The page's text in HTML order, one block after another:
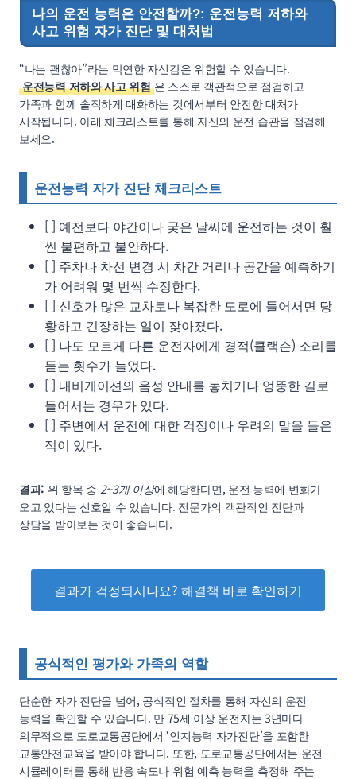
나의 운전 능력은 안전할까?: 운전능력 저하와
사고 위험 자가 진단 및 대처법
“나는 괜찮아”라는 막연한 자신감은 위험할 수 있습니다.
운전능력 저하와 사고 위험 은 스스로 객관적으로 점검하고
가족과 함께 솔직하게 대화하는 것에서부터 안전한 대처가
시작됩니다. 아래 체크리스트를 통해 자신의 운전 습관을 점검해
보세요.
운전능력 자가 진단 체크리스트
[ ] 예전보다 야간이나 궂은 날씨에 운전하는 것이 훨
씬 불편하고 불안하다.
[ ] 주차나 차선 변경 시 차간 거리나 공간을 예측하기
가 어려워 몇 번씩 수정한다.
[ ] 신호가 많은 교차로나 복잡한 도로에 들어서면 당
황하고 긴장하는 일이 잦아졌다.
[ ] 나도 모르게 다른 운전자에게 경적(클랙슨) 소리를
듣는 횟수가 늘었다.
[ ] 내비게이션의 음성 안내를 놓치거나 엉뚱한 길로
들어서는 경우가 있다.
[ ] 주변에서 운전에 대한 걱정이나 우려의 말을 들은
적이 있다.
결과: 위 항목 중 2~3개 이상에 해당한다면, 운전 능력에 변화가
오고 있다는 신호일 수 있습니다. 전문가의 객관적인 진단과
상담을 받아보는 것이 좋습니다.
결과가 걱정되시나요? 해결책 바로 확인하기
공식적인 평가와 가족의 역할
단순한 자가 진단을 넘어, 공식적인 절차를 통해 자신의 운전
능력을 확인할 수 있습니다. 만 75세 이상 운전자는 3년마다
의무적으로 도로교통공단에서 ‘인지능력 자가진단’을 포함한
교통안전교육을 받아야 합니다. 또한, 도로교통공단에서는 운전
시뮬레이터를 통해 반응 속도나 위험 예측 능력을 측정해 주는